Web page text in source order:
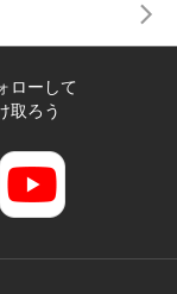
ローして
取ろう